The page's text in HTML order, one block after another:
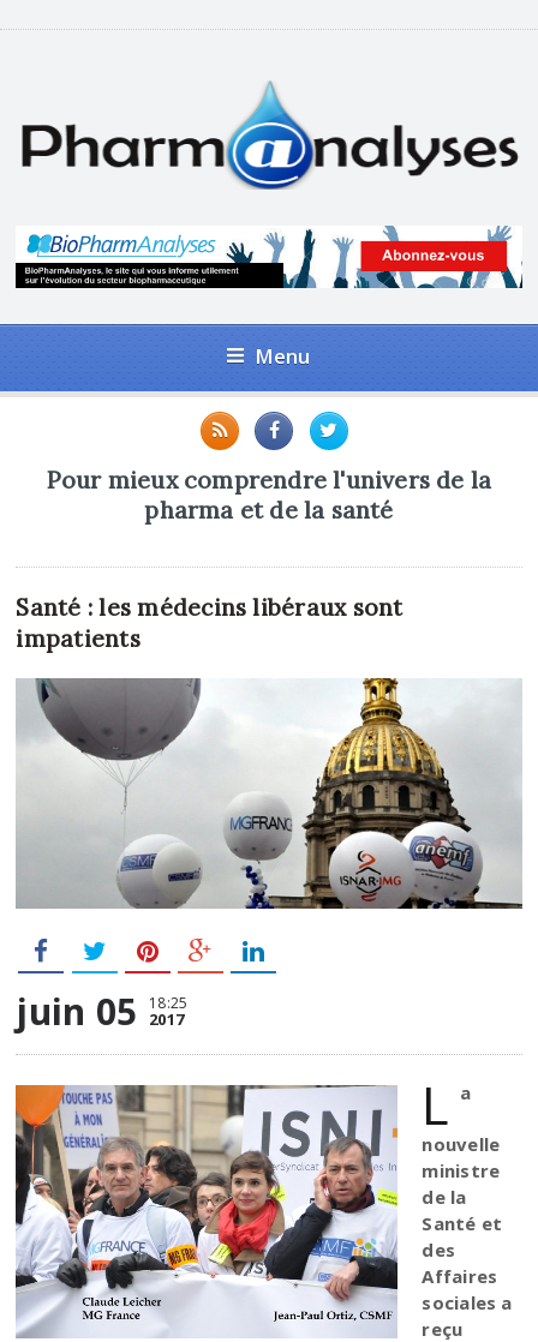
Menu
Pour mieux comprendre l'univers de la
pharma et de la santé
Santé : les médecins libéraux sont
impatients
juin 05 18:25
2017
L a
nouvelle
ministre
de la
Santé et
des
Affaires
sociales a
reçu